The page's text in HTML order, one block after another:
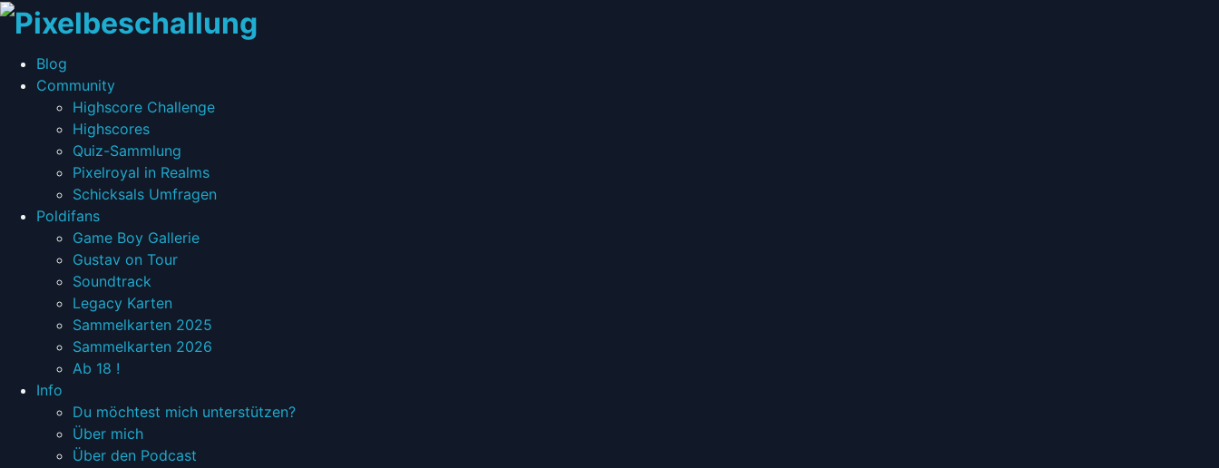
every
Pixel
Blog
CommunityToggle
child
menu
Highscore Challenge
Highscores
Quiz-Sammlung
Pixelroyal in Realms
Schicksals Umfragen
PoldifansToggle
child
menu
Game Boy Gallerie
Gustav on Tour
Soundtrack
Legacy Karten
Sammelkarten 2025
Sammelkarten 2026
Ab 18 !
Info
child
menu
Du möchtest mich unterstützen?
Über mich
Über den Podcast